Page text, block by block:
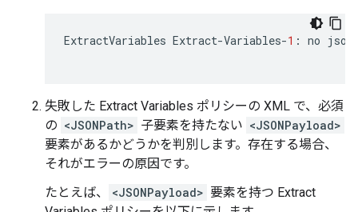
ExtractVariables Extract-Variables-1 : no
失敗した Extract Variables ポリシーの XML で、必須
の <JSONPath> 子要素を持たない <JSONPayload>
要素があるかどうかを判別します。存在する場合、
それがエラーの原因です。
たとえば、
<JSONPayload> 要素を持つ Extract